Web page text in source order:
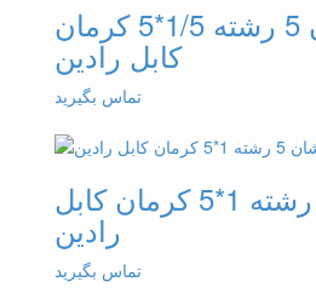
کابل افشان 5 رشته 1/5*5 کرمان
کابل رادین
تماس بگیرید
کابل افشان 5 رشته 1*5 کرمان کابل
رادین
تماس بگیرید